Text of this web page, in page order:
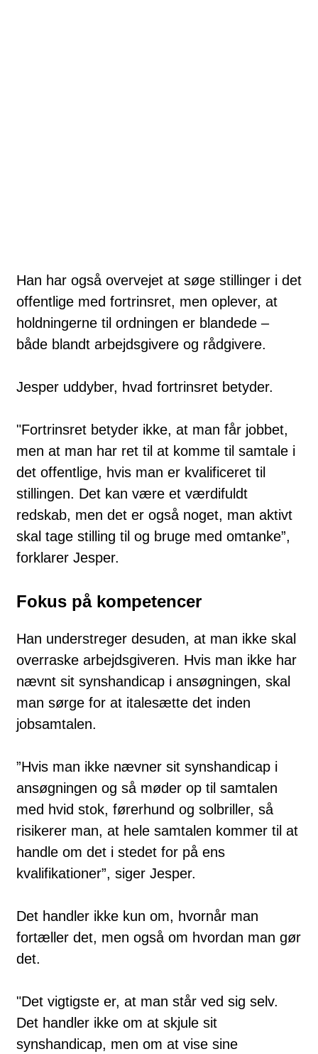
Han har også overvejet at søge stillinger i det
offentlige med fortrinsret, men oplever, at
holdningerne til ordningen er blandede –
både blandt arbejdsgivere og rådgivere.
Jesper uddyber, hvad fortrinsret betyder.
"Fortrinsret betyder ikke, at man får jobbet,
men at man har ret til at komme til samtale i
det offentlige, hvis man er kvalificeret til
stillingen. Det kan være et værdifuldt
redskab, men det er også noget, man aktivt
skal tage stilling til og bruge med omtanke”,
forklarer Jesper.
Fokus på kompetencer
Han understreger desuden, at man ikke skal
overraske arbejdsgiveren. Hvis man ikke har
nævnt sit synshandicap i ansøgningen, skal
man sørge for at italesætte det inden
jobsamtalen.
”Hvis man ikke nævner sit synshandicap i
ansøgningen og så møder op til samtalen
med hvid stok, førerhund og solbriller, så
risikerer man, at hele samtalen kommer til at
handle om det i stedet for på ens
kvalifikationer”, siger Jesper.
Det handler ikke kun om, hvornår man
fortæller det, men også om hvordan man gør
det.
"Det vigtigste er, at man står ved sig selv.
Det handler ikke om at skjule sit
synshandicap, men om at vise sine